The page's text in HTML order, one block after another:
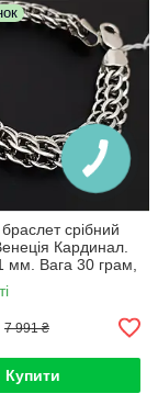
срібний
Кардинал.
мм. Вага 30 грам,
см
7 991 ₴
Купити